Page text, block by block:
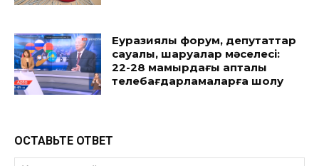
Еуразиялық форум, депутаттар
сауалы, шаруалар мәселесі:
22-28 мамырдағы апталық
телебағдарламаларға шолу
ОСТАВЬТЕ ОТВЕТ